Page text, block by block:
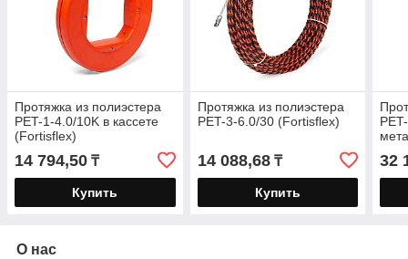
Протяжка из полиэстера
PET-1-4.0/10K в кассете
(Fortisflex)
14 794,50 ₸
Купить
Протяжка из полиэстера
PET-3-6.0/30 (Fortisflex)
14 088,68₸
Купить
32
О нас